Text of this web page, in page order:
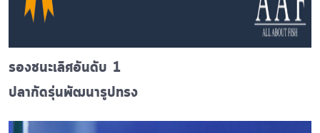
รองชนะเลิศอันดับ 1
ปลากัดรุ่นพัฒนารูปทรง